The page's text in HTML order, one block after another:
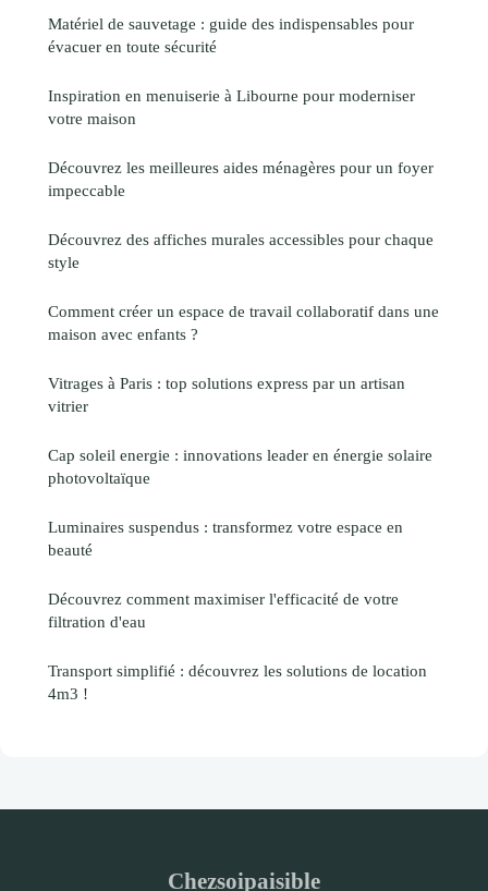
Matériel de sauvetage : guide des indispensables pour
évacuer en toute sécurité
Inspiration en menuiserie à Libourne pour moderniser
votre maison
Découvrez les meilleures aides ménagères pour un foyer
impeccable
Découvrez des affiches murales accessibles pour chaque
style
Comment créer un espace de travail collaboratif dans une
maison avec enfants ?
Vitrages à Paris : top solutions express par un artisan
vitrier
Cap soleil energie : innovations leader en énergie solaire
photovoltaïque
Luminaires suspendus : transformez votre espace en
beauté
Découvrez comment maximiser l'efficacité de votre
filtration d'eau
Transport simplifié : découvrez les solutions de location
4m3 !
Chezsoipaisible